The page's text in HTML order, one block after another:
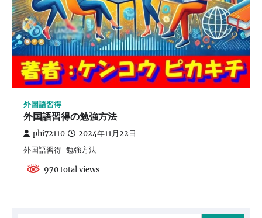
外国語習得
外国語習得の勉強方法
phi72110 2024年11月22日
外国語習得-勉強方法
970 total views